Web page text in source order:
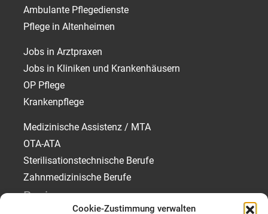
Cookie-Zustimmung verwalten
Ambulante Pflegedienste
Pflege in Altenheimen
Jobs in Arztpraxen
Jobs in Kliniken und Krankenhäusern
OP Pflege
Krankenpflege
Medizinische Assistenz / MTA
OTA-ATA
Sterilisationstechnische Berufe
Zahnmedizinische Berufe
Regionen